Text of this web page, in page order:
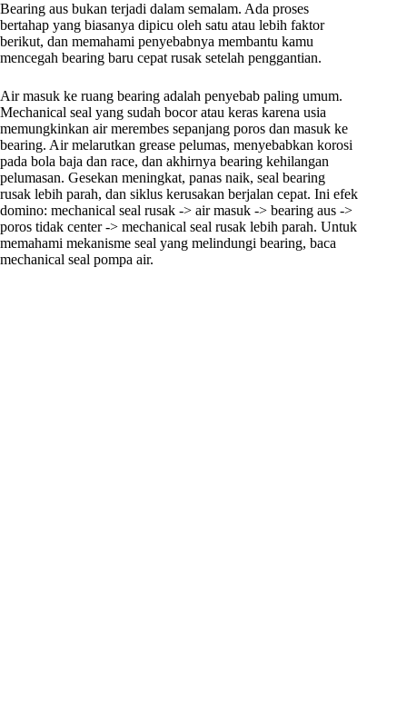
Bearing aus bukan terjadi dalam semalam. Ada proses
bertahap yang biasanya dipicu oleh satu atau lebih faktor
berikut, dan memahami penyebabnya membantu kamu
mencegah bearing baru cepat rusak setelah penggantian.
Air masuk ke ruang bearing adalah penyebab paling umum.
Mechanical seal yang sudah bocor atau keras karena usia
memungkinkan air merembes sepanjang poros dan masuk ke
bearing. Air melarutkan grease pelumas, menyebabkan korosi
pada bola baja dan race, dan akhirnya bearing kehilangan
pelumasan. Gesekan meningkat, panas naik, seal bearing
rusak lebih parah, dan siklus kerusakan berjalan cepat. Ini efek
domino: mechanical seal rusak -> air masuk -> bearing aus ->
poros tidak center -> mechanical seal rusak lebih parah. Untuk
memahami mekanisme seal yang melindungi bearing, baca
mechanical seal pompa air.